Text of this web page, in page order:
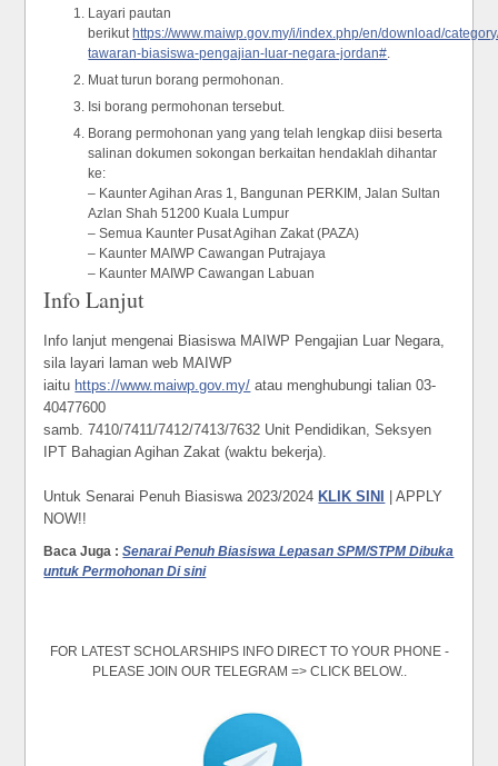
Layari pautan
berikut https://www.maiwp.gov.my/i/index.php/en/download/
tawaran-biasiswa-pengajian-luar-negara-jordan#.
Muat turun borang permohonan.
Isi borang permohonan tersebut.
Borang permohonan yang yang telah lengkap diisi beserta
salinan dokumen sokongan berkaitan hendaklah dihantar
ke:
– Kaunter Agihan Aras 1, Bangunan PERKIM, Jalan Sultan
Azlan Shah 51200 Kuala Lumpur
– Semua Kaunter Pusat Agihan Zakat (PAZA)
– Kaunter MAIWP Cawangan Putrajaya
– Kaunter MAIWP Cawangan Labuan
Info Lanjut
Info lanjut mengenai Biasiswa MAIWP Pengajian Luar Negara,
sila layari laman web MAIWP
iaitu https://www.maiwp.gov.my/ atau menghubungi talian 03-
40477600
samb. 7410/7411/7412/7413/7632 Unit Pendidikan, Seksyen
IPT Bahagian Agihan Zakat (waktu bekerja).
Untuk Senarai Penuh Biasiswa 2023/2024 KLIK SINI
| APPLY
NOW!!
Baca Juga :Senarai Penuh Biasiswa Lepasan SPM/STPM Dibuka
untuk Permohonan Di sini
FOR LATEST SCHOLARSHIPS INFO DIRECT TO YOUR PHONE -
PLEASE JOIN OUR TELEGRAM => CLICK BELOW..